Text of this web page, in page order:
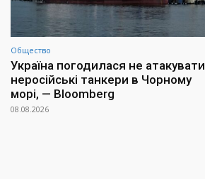
Общество
Україна погодилася не атакувати
неросійські танкери в Чорному
морі, — Bloomberg
08.08.2026